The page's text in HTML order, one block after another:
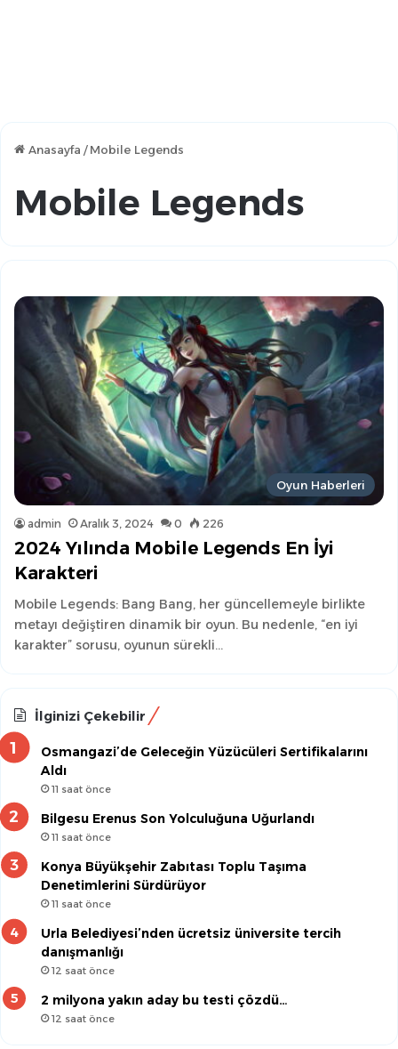
Anasayfa / Mobile Legends
Mobile Legends
Oyun Haberleri
admin Aralık 3, 2024 0 226
2024 Yılında Mobile Legends En İyi
Karakteri
Mobile Legends: Bang Bang, her güncellemeyle birlikte
metayı değiştiren dinamik bir oyun. Bu nedenle, “en iyi
karakter” sorusu, oyunun sürekli…
İlginizi Çekebilir
Osmangazi’de Geleceğin Yüzücüleri Sertifikalarını
Aldı
11 saat önce
Bilgesu Erenus Son Yolculuğuna Uğurlandı
11 saat önce
Konya Büyükşehir Zabıtası Toplu Taşıma
Denetimlerini Sürdürüyor
11 saat önce
Urla Belediyesi’nden ücretsiz üniversite tercih
danışmanlığı
12 saat önce
2 milyona yakın aday bu testi çözdü…
12 saat önce